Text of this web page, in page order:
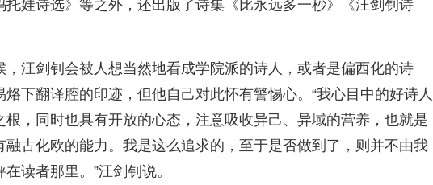
托娃诗选》等之外，还出版了诗集《比永远多一秒》《汪剑钊诗
，汪剑钊会被人想当然地看成学院派的诗人，或者是偏西化的诗
烙下翻译腔的印迹，但他自己对此怀有警惕心。“我心目中的好诗人
根，同时也具有开放的心态，注意吸收异己、异域的营养，也就是
融古化欧的能力。我是这么追求的，至于是否做到了，则并不由我
读者那里。”汪剑钊说。